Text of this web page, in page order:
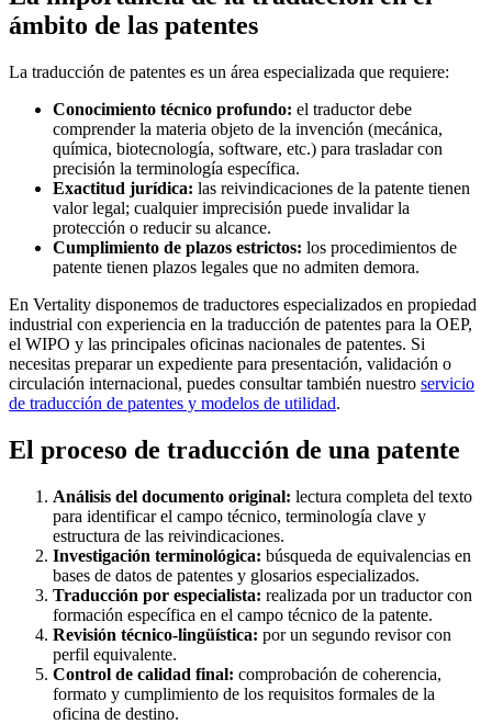
ámbito de las patentes
La traducción de patentes es un área especializada que requiere:
Conocimiento técnico profundo: el traductor debe
comprender la materia objeto de la invención (mecánica,
química, biotecnología, software, etc.) para trasladar con
precisión la terminología específica.
Exactitud jurídica: las reivindicaciones de la patente tienen
valor legal; cualquier imprecisión puede invalidar la
protección o reducir su alcance.
Cumplimiento de plazos estrictos: los procedimientos de
patente tienen plazos legales que no admiten demora.
En Vertality disponemos de traductores especializados en propiedad
industrial con experiencia en la traducción de patentes para la OEP,
el WIPO y las principales oficinas nacionales de patentes. Si
necesitas preparar un expediente para presentación, validación o
circulación internacional, puedes consultar también nuestro servicio
de traducción de patentes y modelos de utilidad.
El proceso de traducción de una patente
Análisis del documento original: lectura completa del texto
para identificar el campo técnico, terminología clave y
estructura de las reivindicaciones.
Investigación terminológica: búsqueda de equivalencias en
bases de datos de patentes y glosarios especializados.
Traducción por especialista: realizada por un traductor con
formación específica en el campo técnico de la patente.
Revisión técnico-lingüística: por un segundo revisor con
perfil equivalente.
Control de calidad final: comprobación de coherencia,
formato y cumplimiento de los requisitos formales de la
oficina de destino.